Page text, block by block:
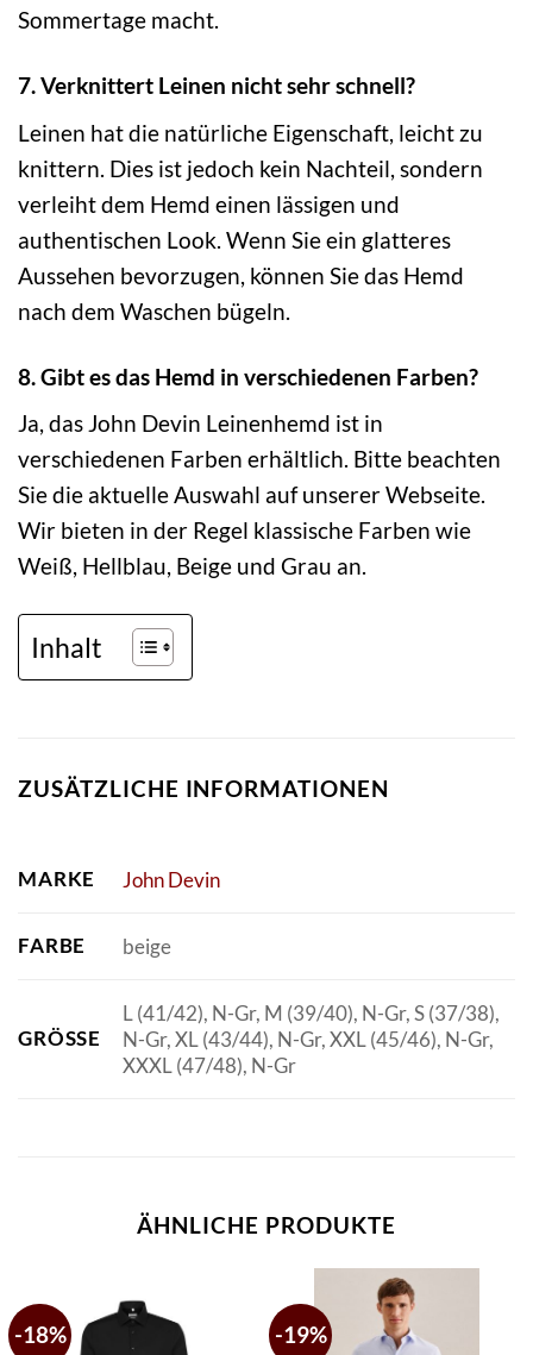
Sommertage macht.
7. Verknittert Leinen nicht sehr schnell?
Leinen hat die natürliche Eigenschaft, leicht zu
knittern. Dies ist jedoch kein Nachteil, sondern
verleiht dem Hemd einen lässigen und
authentischen Look. Wenn Sie ein glatteres
Aussehen bevorzugen, können Sie das Hemd
nach dem Waschen bügeln.
8. Gibt es das Hemd in verschiedenen Farben?
Ja, das John Devin Leinenhemd ist in
verschiedenen Farben erhältlich. Bitte beachten
Sie die aktuelle Auswahl auf unserer Webseite.
Wir bieten in der Regel klassische Farben wie
Weiß, Hellblau, Beige und Grau an.
Inhalt
ZUSÄTZLICHE INFORMATIONEN
MARKE John Devin
FARBE beige
GRÖSSE
L (41/42), N-Gr, M (39/40), N-Gr, S (37/38),
N-Gr, XL (43/44), N-Gr, XXL (45/46), N-Gr,
XXXL (47/48), N-Gr
ÄHNLICHE PRODUKTE
-18% -19%